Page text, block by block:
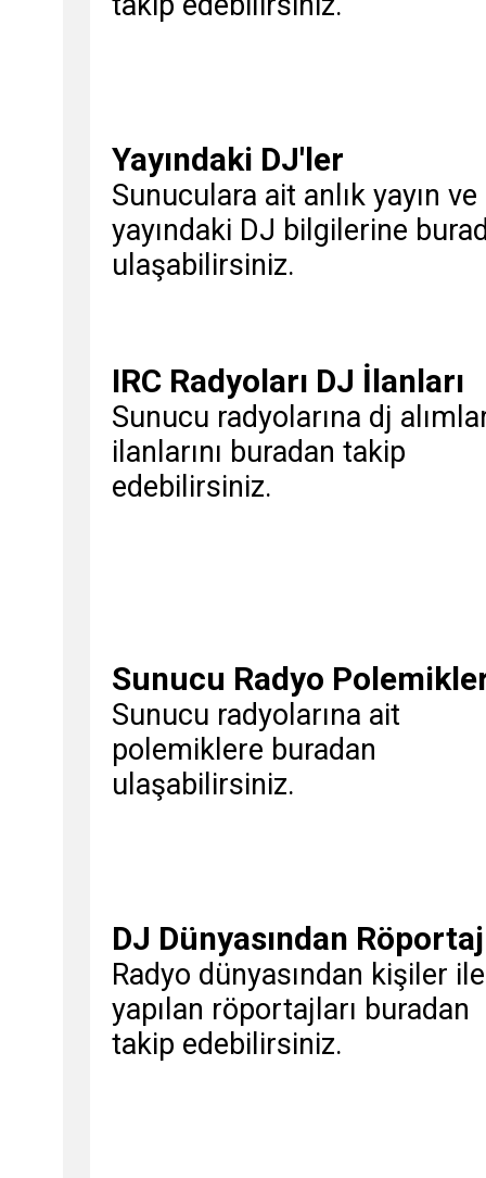
Yayındaki DJ'ler
Sunuculara ait anlık yayın ve
yayındaki DJ bilgilerine
ulaşabilirsiniz.
IRC Radyoları DJ İlanları
Sunucu radyolarına dj
ilanlarını buradan takip
edebilirsiniz.
Sunucu Radyo
Sunucu radyolarına ait
polemiklere buradan
ulaşabilirsiniz.
DJ Dünyasından
Radyo dünyasından kişiler ile
yapılan röportajları buradan
takip edebilirsiniz.